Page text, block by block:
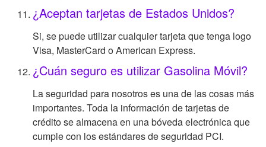
¿Aceptan tarjetas de Estados Unidos?
Si, se puede utilizar cualquier tarjeta que tenga logo
Visa, MasterCard o American Express.
¿Cuán seguro es utilizar Gasolina Móvil?
La seguridad para nosotros es una de las cosas más
importantes. Toda la información de tarjetas de
crédito se almacena en una bóveda electrónica que
cumple con los estándares de seguridad PCI.